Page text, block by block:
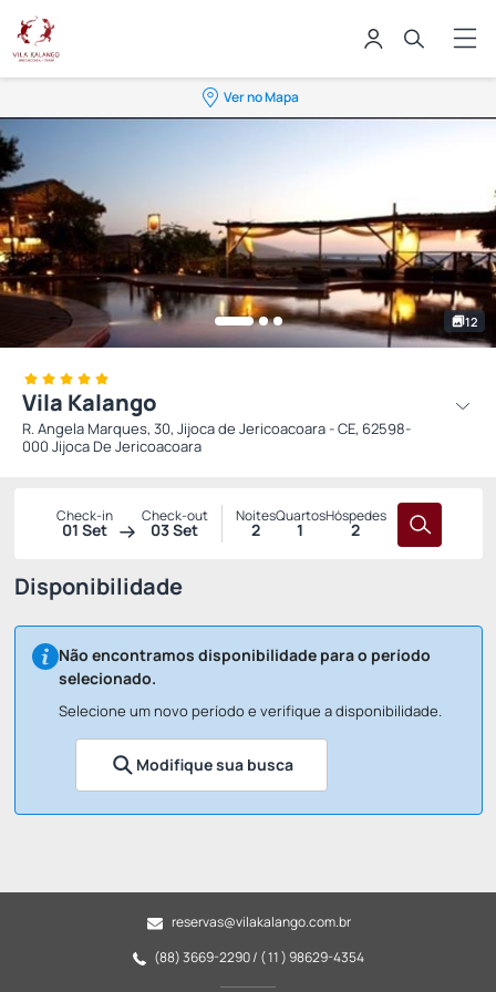
Ver no Mapa
12
Vila Kalango
R. Angela Marques, 30, Jijoca de Jericoacoara - CE, 62598-
000 Jijoca De Jericoacoara
Check-in
01 Set
Check-out
03 Set
Noites
2
Quartos
1
Hóspedes
2
Disponibilidade
Não encontramos disponibilidade para o período
selecionado.
Selecione um novo período e verifique a disponibilidade.
Modifique sua busca
reservas@vilakalango.com.br
(88) 3669-2290 / ( 11 ) 98629-4354